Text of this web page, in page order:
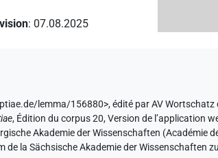
: 07.08.2025
lemma/156880>,édité par AV
, Édition du corpus 20, Version de l’application
Akademie der Wissenschaften (Académie
la Sächsische Akademie der Wissenschaften